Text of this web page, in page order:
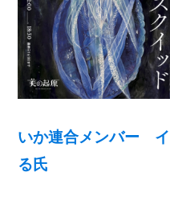
いか連合メンバー
る氏